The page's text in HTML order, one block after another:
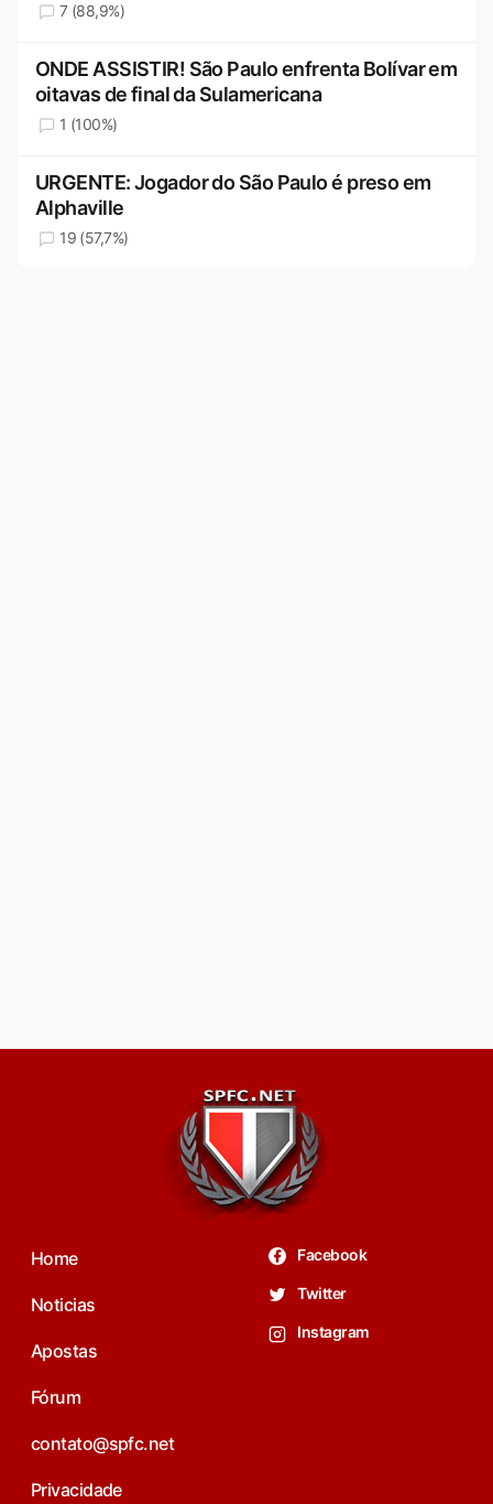
7 (88,9%)
ONDE ASSISTIR! São Paulo enfrenta Bolívar em
oitavas de final da Sulamericana
1 (100%)
URGENTE: Jogador do São Paulo é preso em
Alphaville
19 (57,7%)
Home
Noticias
Apostas
Fórum
contato@spfc.net
Privacidade
Facebook
Twitter
Instagram